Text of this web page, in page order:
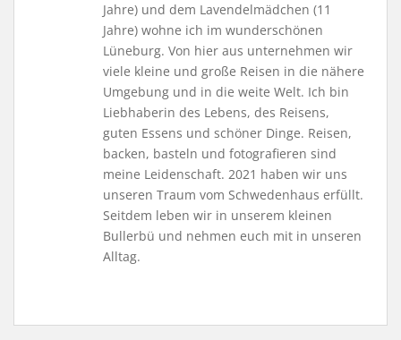
Jahre) und dem Lavendelmädchen (11
Jahre) wohne ich im wunderschönen
Lüneburg. Von hier aus unternehmen wir
viele kleine und große Reisen in die nähere
Umgebung und in die weite Welt. Ich bin
Liebhaberin des Lebens, des Reisens,
guten Essens und schöner Dinge. Reisen,
backen, basteln und fotografieren sind
meine Leidenschaft. 2021 haben wir uns
unseren Traum vom Schwedenhaus erfüllt.
Seitdem leben wir in unserem kleinen
Bullerbü und nehmen euch mit in unseren
Alltag.